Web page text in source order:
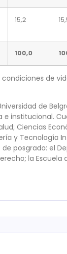
15,2
100,0
condiciones de
de
institucional.
Ciencias
y Tecnología
posgrado: el
la Escuela